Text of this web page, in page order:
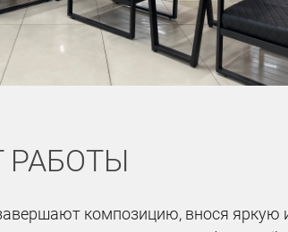
РАБОТЫ
композицию, внося яркую